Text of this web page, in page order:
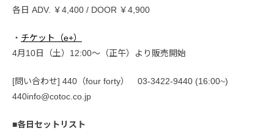
各日 ADV. ￥4,400 / DOOR ￥4,900
・ チケット（e+）
4月10日（土）12:00〜（正午）より販売開始
[問い合わせ] 440（four forty） 03-3422-9440 (16:00~)
440info@cotoc.co.jp
■各日セットリスト